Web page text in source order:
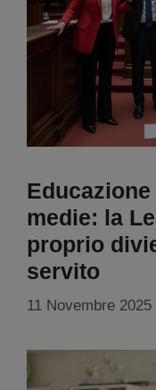
medie: la
proprio
servito
11 Novembre 2025